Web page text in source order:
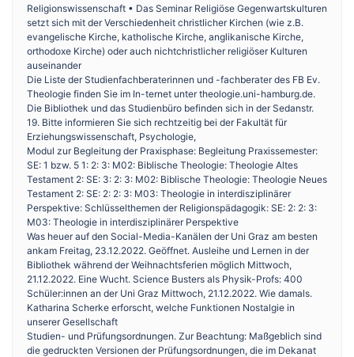
Religionswissenschaft • Das Seminar Religiöse Gegenwartskulturen
setzt sich mit der Verschiedenheit christlicher Kirchen (wie z.B.
evangelische Kirche, katholische Kirche, anglikanische Kirche,
orthodoxe Kirche) oder auch nichtchristlicher religiöser Kulturen
auseinander
Die Liste der Studienfachberaterinnen und -fachberater des FB Ev.
Theologie finden Sie im In-ternet unter theologie.uni-hamburg.de.
Die Bibliothek und das Studienbüro befinden sich in der Sedanstr.
19. Bitte informieren Sie sich rechtzeitig bei der Fakultät für
Erziehungswissenschaft, Psychologie,
Modul zur Begleitung der Praxisphase: Begleitung Praxissemester:
SE: 1 bzw. 5 1: 2: 3: M02: Biblische Theologie: Theologie Altes
Testament 2: SE: 3: 2: 3: M02: Biblische Theologie: Theologie Neues
Testament 2: SE: 2: 2: 3: M03: Theologie in inter­disziplinärer
Perspektive: Schlüsselthemen der Religions­pädagogik: SE: 2: 2: 3:
M03: Theologie in inter­disziplinärer Perspektive
Was heuer auf den Social-Media-Kanälen der Uni Graz am besten
ankam Freitag, 23.12.2022. Geöffnet. Ausleihe und Lernen in der
Bibliothek während der Weihnachtsferien möglich Mittwoch,
21.12.2022. Eine Wucht. Science Busters als Physik-Profs: 400
Schüler:innen an der Uni Graz Mittwoch, 21.12.2022. Wie damals.
Katharina Scherke erforscht, welche Funktionen Nostalgie in
unserer Gesellschaft
Studien- und Prüfungsordnungen. Zur Beachtung: Maßgeblich sind
die gedruckten Versionen der Prüfungsordnungen, die im Dekanat